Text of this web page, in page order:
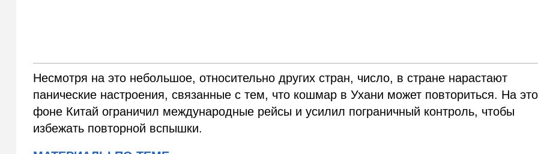
Несмотря на это небольшое, относительно других стран, число, в стране нарастают
панические настроения, связанные с тем, что кошмар в Ухани может повториться. На
фоне Китай ограничил международные рейсы и усилил пограничный контроль, чтобы
избежать повторной вспышки.